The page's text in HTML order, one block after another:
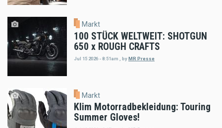
Markt
100 STÜCK WELTWEIT: SHOTGUN
650 x ROUGH CRAFTS
Jul 15 2026 - 8:51am byMR Presse
Markt
Klim Motorradbekleidung: Touring
Summer Gloves!